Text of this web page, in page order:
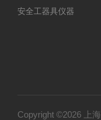
安全工器具仪器
Copyright ©2026 上